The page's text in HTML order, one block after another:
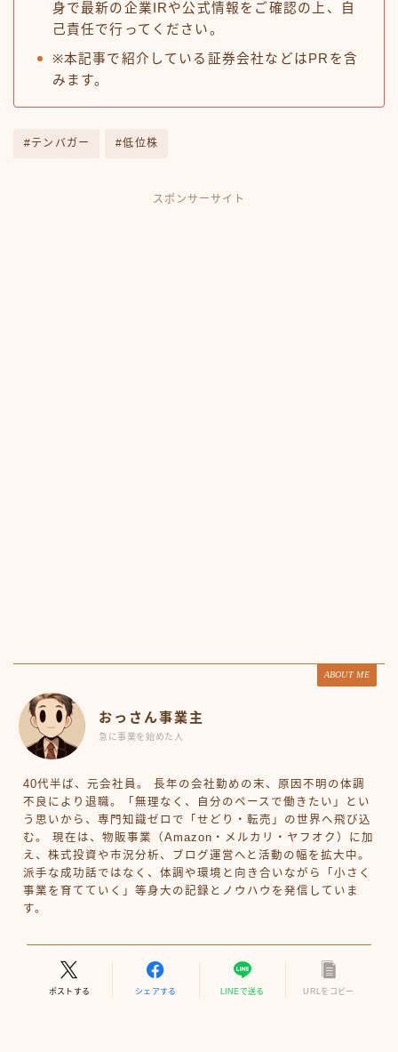
身で最新の企業IRや公式情報をご確認の上、自
己責任で行ってください。
※本記事で紹介している証券会社などはPRを含
みます。
#テンバガー #低位株
スポンサーサイト
ABOUT ME
おっさん事業主
急に事業を始めた人
40代半ば、元会社員。 長年の会社勤めの末、原因不明の体調
不良により退職。「無理なく、自分のペースで働きたい」とい
う思いから、専門知識ゼロで「せどり・転売」の世界へ飛び込
む。 現在は、物販事業（Amazon・メルカリ・ヤフオク）に加
え、株式投資や市況分析、ブログ運営へと活動の幅を拡大中。
派手な成功話ではなく、体調や環境と向き合いながら「小さく
事業を育てていく」等身大の記録とノウハウを発信していま
す。
ポストする シェアする LINEで送る URLをコピー